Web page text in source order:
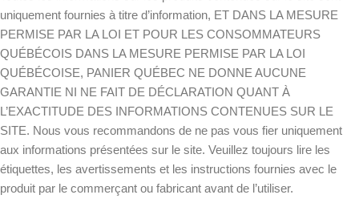
uniquement fournies à titre d’information, ET DANS LA MESURE
PERMISE PAR LA LOI ET POUR LES CONSOMMATEURS
QUÉBÉCOIS DANS LA MESURE PERMISE PAR LA LOI
QUÉBÉCOISE, PANIER QUÉBEC NE DONNE AUCUNE
GARANTIE NI NE FAIT DE DÉCLARATION QUANT À
L’EXACTITUDE DES INFORMATIONS CONTENUES SUR LE
SITE. Nous vous recommandons de ne pas vous fier uniquement
aux informations présentées sur le site. Veuillez toujours lire les
étiquettes, les avertissements et les instructions fournies avec le
produit par le commerçant ou fabricant avant de l’utiliser.